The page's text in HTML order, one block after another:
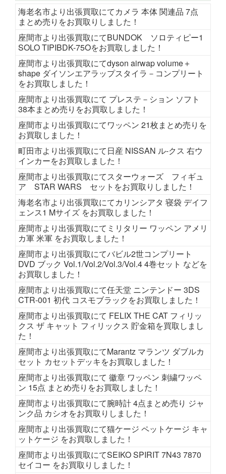
海老名市より出張買取にてカメラ 本体 関連品 7点
まとめ売りをお買取りしました！
座間市より出張買取にてBUNDOK ソロティピー1
SOLO TIPIBDK-75Oをお買取しました！
座間市より出張買取にてdyson airwap volume＋
shape ダイソンエアラップスタイラ－コンプリート
をお買取しました！
座間市より出張買取にて プレステ－ション ソフト
38本まとめ売りをお買取しました！
座間市より出張買取にてワッペン 21枚まとめ売りを
お買取しました！
町田市より出張買取にて日産 NISSAN ル-クス 右ウ
インカーをお買取しました！
座間市より出張買取にてスターウォーズ フィギュ
ア STAR WARS セットをお買取りしました！
海老名市より出張買取にてカリンシアタ 寝袋 デイフ
ェンス1 Mサイズ をお買取しました！
座間市より出張買取にてミリタリー ワッペン アメリ
カ軍 米軍 をお買取しました！
座間市より出張買取にてバビル2世コンプリート
DVD ブック Vol.1/Vol.2/Vol.3/Vol.4 4巻セット などを
お買取しました！
座間市より出張買取にて任天堂 ニンテンドー 3DS
CTR-001 初代 コスモブラックをお買取しました！
座間市より出張買取にて FELIX THE CAT フィリッ
クス ザ キャット フィリックス 貯金箱を買取しまし
た！
座間市より出張買取にてMarantz マランツ ダブルカ
セット カセットデッキをお買取しました！
座間市より出張買取にて 徽章 ワッペン 刺繍ワッペ
ン 15点 まとめ売りをお買取しました！
座間市より出張買取にて腕時計 4点まとめ売り ジャ
ンク品 カシオをお買取りしました！
座間市より出張買取にて猫ケージ ペットケージ キャ
ットケージ をお買取しました！
座間市より出張買取にてSEIKO SPIRIT 7N43 7870
セイコー をお買取りしました！